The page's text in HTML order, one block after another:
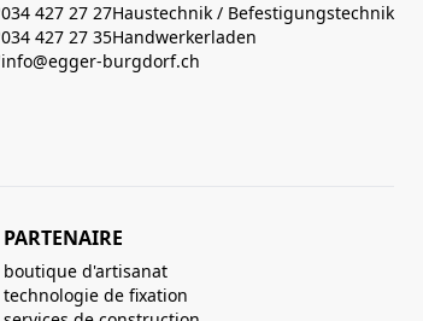
034 427 27 27Haustechnik / Befestigungstechnik
034 427 27 35Handwerkerladen
info@egger-burgdorf.ch
PARTENAIRE
boutique d'artisanat
technologie de fixation